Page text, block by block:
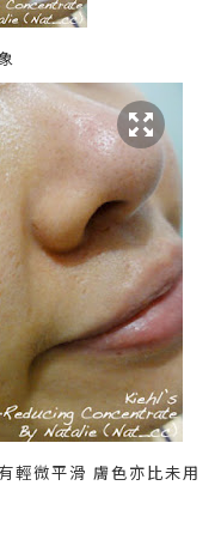
輕微平滑 膚色亦比未用